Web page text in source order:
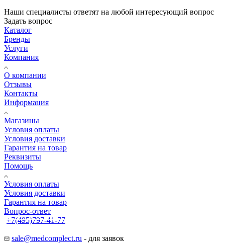
Наши специалисты ответят на любой интересующий вопрос
Задать вопрос
Каталог
Бренды
Услуги
Компания
О компании
Отзывы
Контакты
Информация
Магазины
Условия оплаты
Условия доставки
Гарантия на товар
Реквизиты
Помощь
Условия оплаты
Условия доставки
Гарантия на товар
Вопрос-ответ
+7(495)797-41-77
sale@medcomplect.ru - для заявок